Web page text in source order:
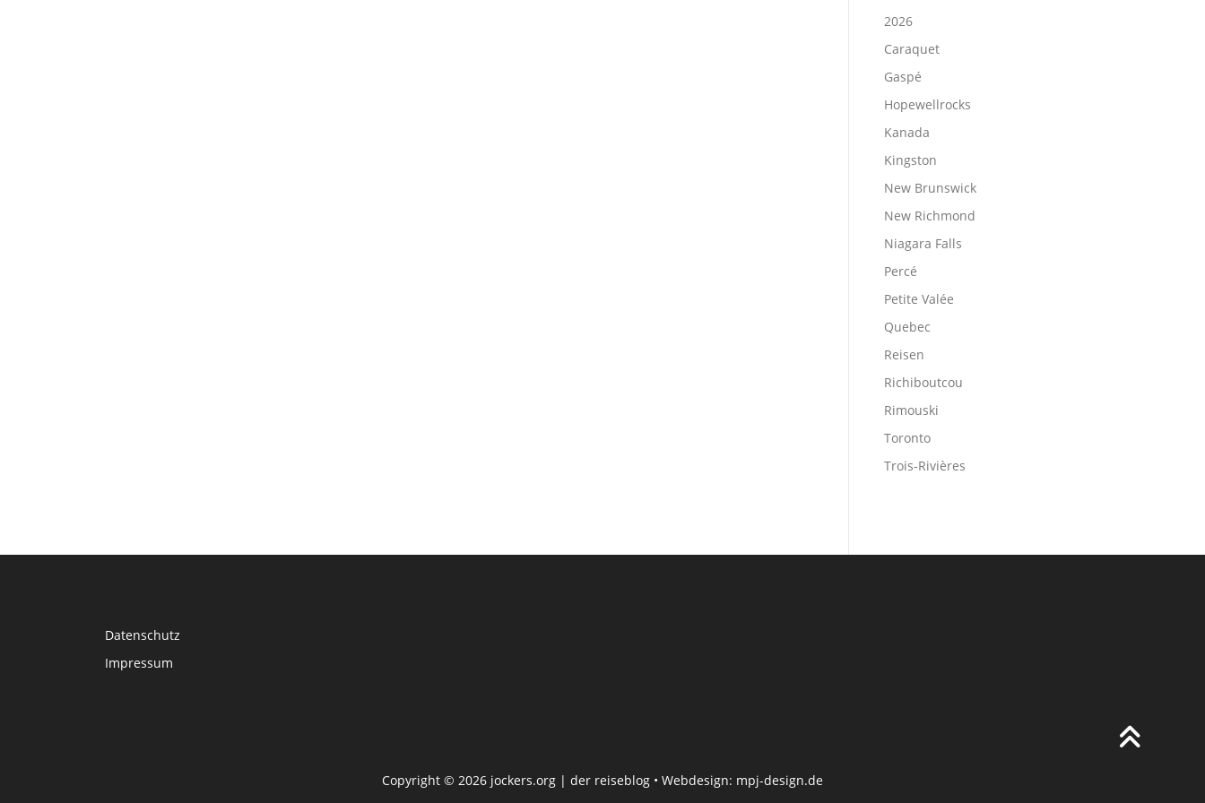
2026
Caraquet
Gaspé
Hopewellrocks
Kanada
Kingston
New Brunswick
New Richmond
Niagara Falls
Percé
Petite Valée
Quebec
Reisen
Richiboutcou
Rimouski
Toronto
Trois-Rivières
Datenschutz
Impressum
Copyright © 2026 jockers.org | der reiseblog • Webdesign: mpj-design.de